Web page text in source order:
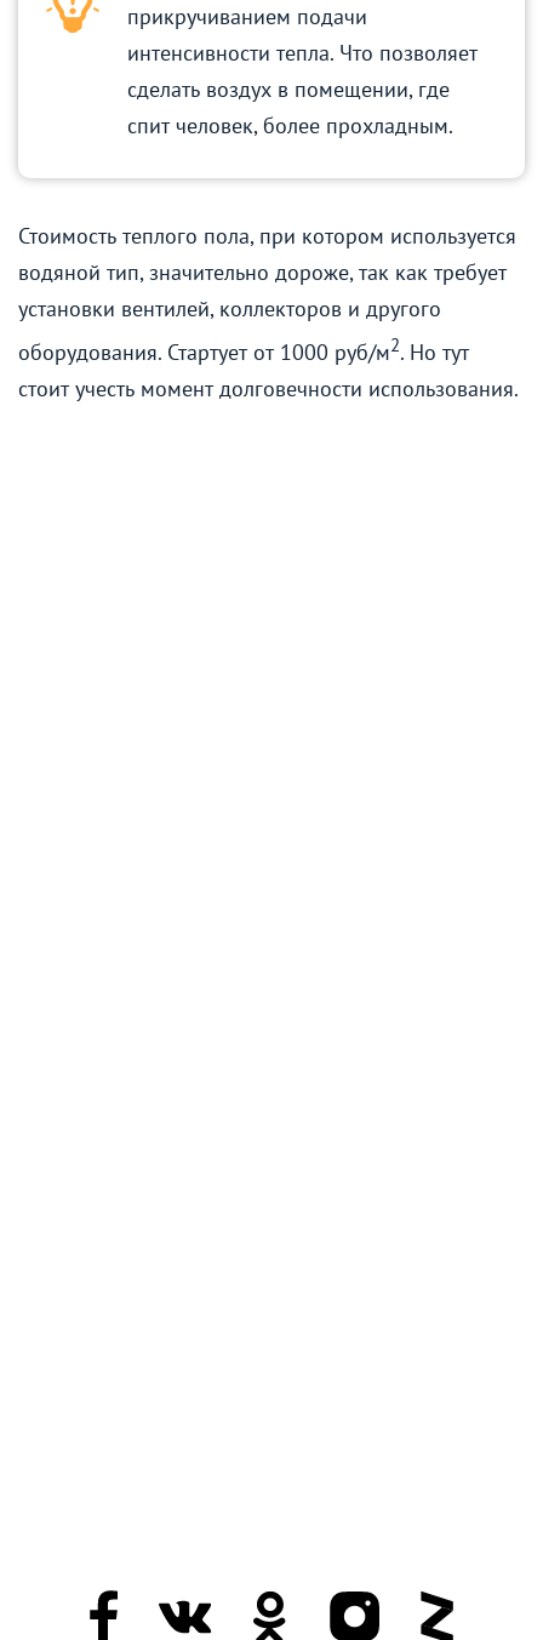
прикручиванием подачи
интенсивности тепла. Что позволяет
сделать воздух в помещении, где
спит человек, более прохладным.
Стоимость теплого пола, при котором используется
водяной тип, значительно дороже, так как требует
установки вентилей, коллекторов и другого
оборудования. Стартует от 1000 руб/м2. Но тут
стоит учесть момент долговечности использования.